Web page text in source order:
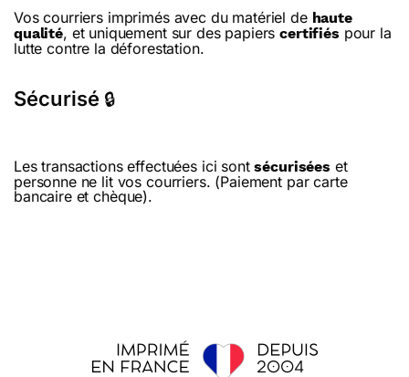
Vos courriers imprimés avec du matériel de haute
qualité, et uniquement sur des papierscertifiés pour la
lutte contre la déforestation.
Sécurisé 🔒
Les transactions effectuées ici sontsécurisées et
personne ne lit vos courriers. (Paiement par carte
bancaire et chèque).